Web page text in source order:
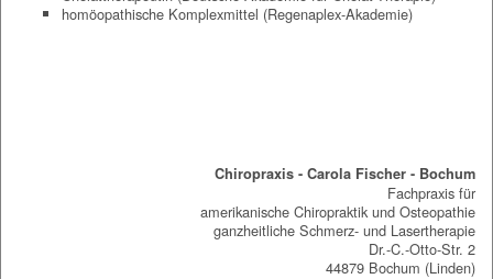
homöopathische Komplexmittel (Regenaplex-Akademie)
Chiropraxis - Carola Fischer - Bochum
Fachpraxis für
amerikanische Chiropraktik und Osteopathie
ganzheitliche Schmerz- und Lasertherapie
Dr.-C.-Otto-Str. 2
44879 Bochum (Linden)